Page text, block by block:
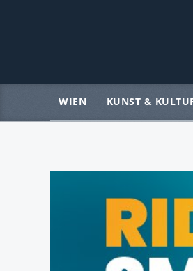
WIEN KUNST &